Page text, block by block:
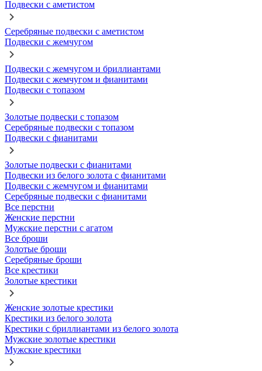
Подвески с аметистом
Серебряные подвески с аметистом
Подвески с жемчугом
Подвески с жемчугом и бриллиантами
Подвески с жемчугом и фианитами
Подвески с топазом
Золотые подвески с топазом
Серебряные подвески с топазом
Подвески с фианитами
Золотые подвески с фианитами
Подвески из белого золота с фианитами
Подвески с жемчугом и фианитами
Серебряные подвески с фианитами
Все перстни
Женские перстни
Мужские перстни с агатом
Все броши
Золотые броши
Серебряные броши
Все крестики
Золотые крестики
Женские золотые крестики
Крестики из белого золота
Крестики с бриллиантами из белого золота
Мужские золотые крестики
Мужские крестики